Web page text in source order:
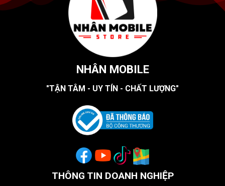
NHÂN MOBILE
"TẬN TÂM - UY TÍN - CHẤT LƯỢNG"
THÔNG TIN DOANH NGHIỆP